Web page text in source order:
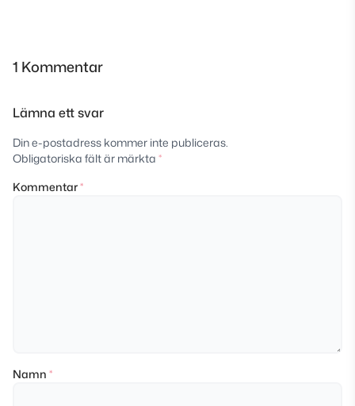
1 Kommentar
Lämna ett svar
Din e-postadress kommer inte publiceras.
Obligatoriska fält är märkta *
Kommentar*
Namn *